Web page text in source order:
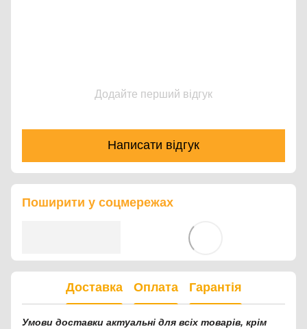
Додайте перший відгук
Написати відгук
Поширити у соцмережах
Доставка Оплата Гарантія
Умови доставки актуальні для всіх товарів, крім